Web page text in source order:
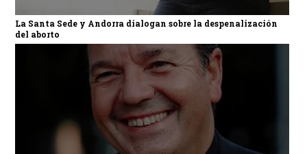
La Santa Sede y Andorra dialogan sobre la despenalización
del aborto